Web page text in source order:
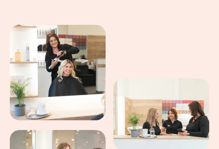
In einer Bildergalerie sind verschiedene